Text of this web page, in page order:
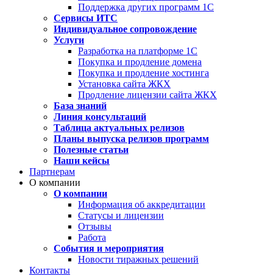
Поддержка других программ 1С
Сервисы ИТС
Индивидуальное сопровождение
Услуги
Разработка на платформе 1С
Покупка и продление домена
Покупка и продление хостинга
Установка сайта ЖКХ
Продление лицензии сайта ЖКХ
База знаний
Линия консультаций
Таблица актуальных релизов
Планы выпуска релизов программ
Полезные статьи
Наши кейсы
Партнерам
О компании
О компании
Информация об аккредитации
Статусы и лицензии
Отзывы
Работа
События и мероприятия
Новости тиражных решений
Контакты